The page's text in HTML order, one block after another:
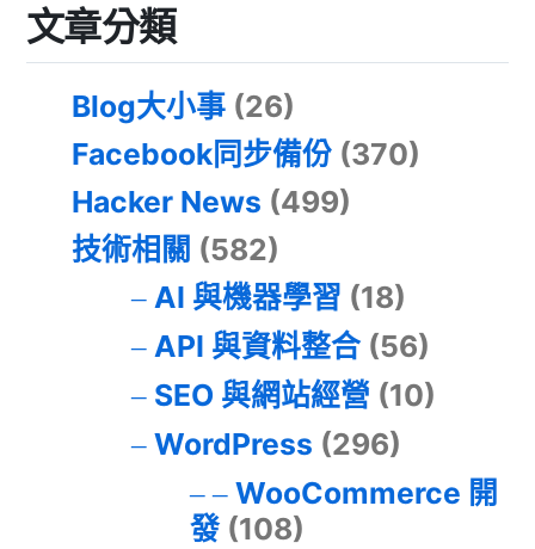
文章分類
Blog大小事 (26)
Facebook同步備份 (370)
Hacker News (499)
技術相關 (582)
AI 與機器學習 (18)
API 與資料整合(56)
SEO 與網站經營 (10)
WordPress (296)
WooCommerce 開
發(108)